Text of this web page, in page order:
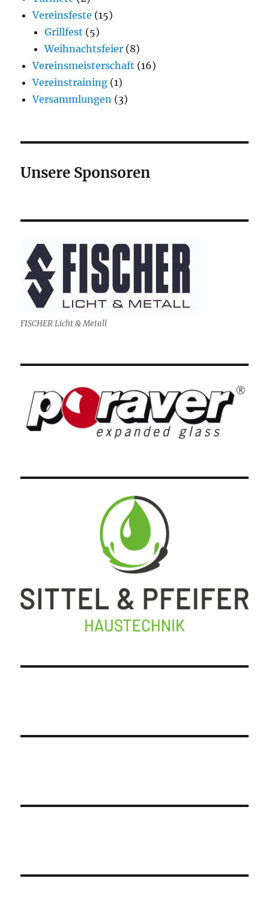
Vereinsfeste (15)
Grillfest (5)
Weihnachtsfeier (8)
Vereinsmeisterschaft (16)
Vereinstraining (1)
Versammlungen (3)
Unsere Sponsoren
FISCHER Licht & Metall